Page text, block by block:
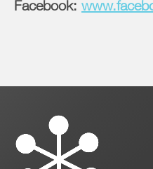
Facebook: